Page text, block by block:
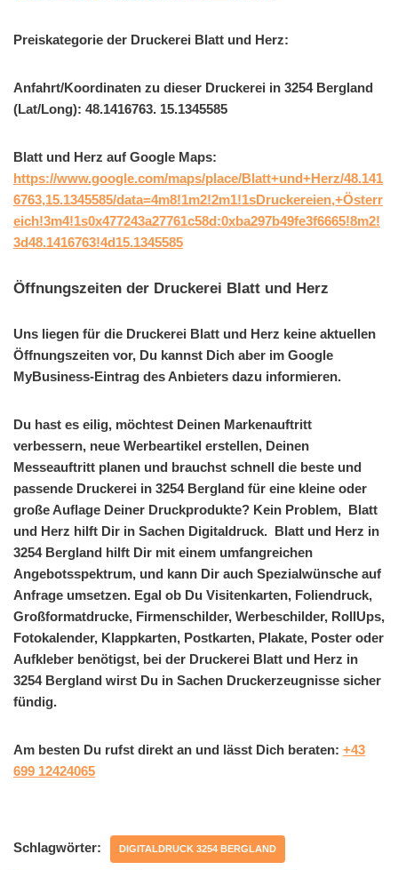
Preiskategorie der Druckerei Blatt und Herz:
Anfahrt/Koordinaten zu dieser Druckerei in 3254 Bergland
(Lat/Long): 48.1416763. 15.1345585
Blatt und Herz auf Google Maps:
https://www.google.com/maps/place/Blatt+und+Herz/48.141
6763,15.1345585/data=4m8!1m2!2m1!1sDruckereien,+Österr
eich!3m4!1s0x477243a27761c58d:0xba297b49fe3f6665!8m2!
3d48.1416763!4d15.1345585
Öffnungszeiten der Druckerei Blatt und Herz
Uns liegen für die Druckerei Blatt und Herz keine aktuellen
Öffnungszeiten vor, Du kannst Dich aber im Google
MyBusiness-Eintrag des Anbieters dazu informieren.
Du hast es eilig, möchtest Deinen Markenauftritt
verbessern, neue Werbeartikel erstellen, Deinen
Messeauftritt planen und brauchst schnell die beste und
passende Druckerei in 3254 Bergland für eine kleine oder
große Auflage Deiner Druckprodukte? Kein Problem, Blatt
und Herz hilft Dir in Sachen Digitaldruck. Blatt und Herz in
3254 Bergland hilft Dir mit einem umfangreichen
Angebotsspektrum, und kann Dir auch Spezialwünsche auf
Anfrage umsetzen. Egal ob Du Visitenkarten, Foliendruck,
Großformatdrucke, Firmenschilder, Werbeschilder, RollUps,
Fotokalender, Klappkarten, Postkarten, Plakate, Poster oder
Aufkleber benötigst, bei der Druckerei Blatt und Herz in
3254 Bergland wirst Du in Sachen Druckerzeugnisse sicher
fündig.
Am besten Du rufst direkt an und lässt Dich beraten: +43
699 12424065
Schlagwörter: DIGITALDRUCK 3254 BERGLAND